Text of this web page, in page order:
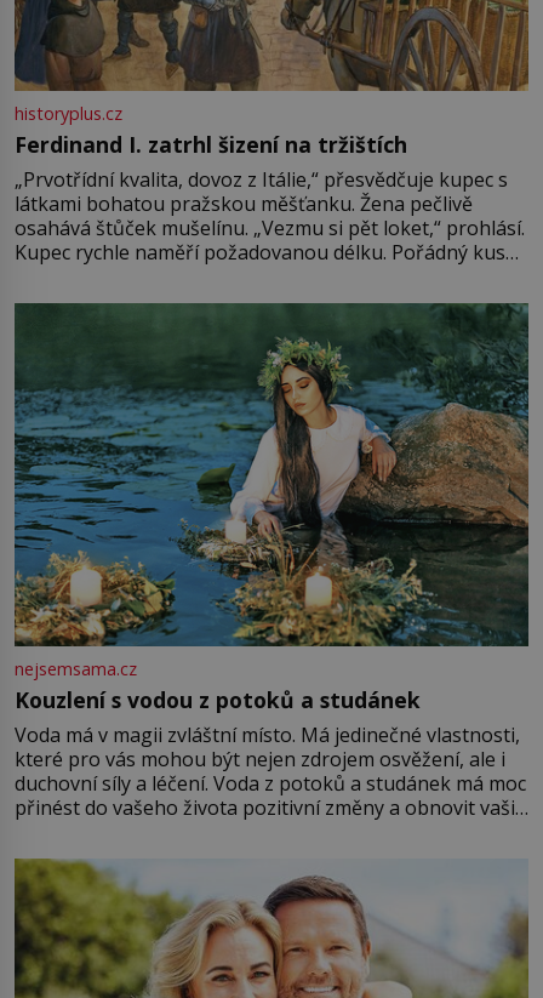
historyplus.cz
Ferdinand I. zatrhl šizení na tržištích
„Prvotřídní kvalita, dovoz z Itálie,“ přesvědčuje kupec s
látkami bohatou pražskou měšťanku. Žena pečlivě
osahává štůček mušelínu. „Vezmu si pět loket,“ prohlásí.
Kupec rychle naměří požadovanou délku. Pořádný kus
milostpaní. Stačí jenom na sukni,“ zhodnotí švadlena
množství růžového mušelínu. „Ošidili vás, podívejte.“
nejsemsama.cz
Kouzlení s vodou z potoků a studánek
Voda má v magii zvláštní místo. Má jedinečné vlastnosti,
které pro vás mohou být nejen zdrojem osvěžení, ale i
duchovní síly a léčení. Voda z potoků a studánek má moc
přinést do vašeho života pozitivní změny a obnovit vaši
můžete obohatit své rituály a přinést do svého života
větší harmonii a klid. Je důležité